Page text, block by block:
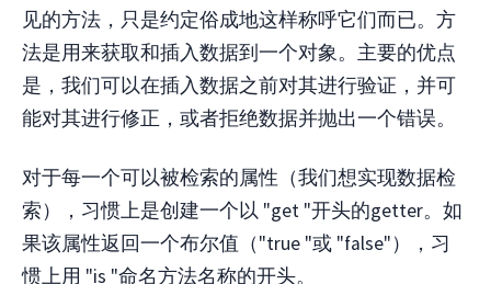
见的方法，只是约定俗成地这样称呼它们而已。方
法是用来获取和插入数据到一个对象。主要的优点
是，我们可以在插入数据之前对其进行验证，并可
能对其进行修正，或者拒绝数据并抛出一个错误。
对于每一个可以被检索的属性（我们想实现数据检
索），习惯上是创建一个以 "get "开头的getter。如
果该属性返回一个布尔值（"true "或 "false"），习
惯上用 "is "命名方法名称的开头。